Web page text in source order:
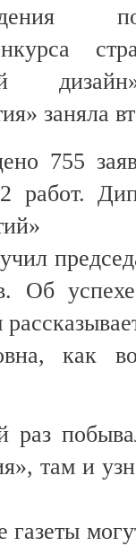
заняла
755
Об
как
там и